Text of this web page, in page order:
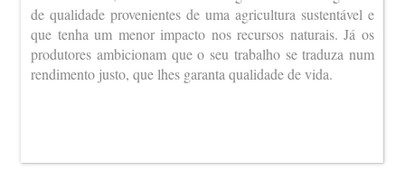
de qualidade provenientes de uma agricultura sustentável e
que tenha um menor impacto nos recursos naturais. Já os
produtores ambicionam que o seu trabalho se traduza num
rendimento justo, que lhes garanta qualidade de vida.